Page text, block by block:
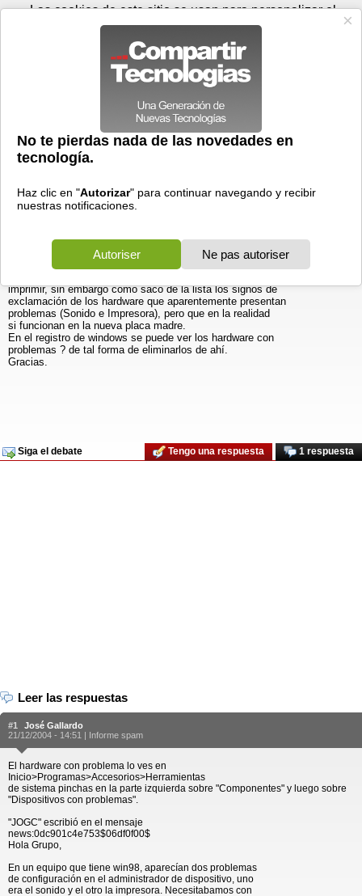
Prensa Videos
Windows 9x>Windows 98
Problemas con Clonación
21/12/2004 - 12:48 porJOGC|Informe spam
En un equipo que tiene win98, aparecían dos problemas
urgencia clonar el disco a un nuevo equipo, se realizó
sin problemas con el Norton Gost, pero tambén clono los
problemas.
imprimir, sin embargo como saco de la lista los signos de
exclamación de los hardware que aparentemente presentan
problemas (Sonido e Impresora), pero que en la realidad
si funcionan en la nueva placa madre.
En el registro de windows se puede ver los hardware con
problemas ? de tal forma de eliminarlos de ahí.
Gracias.
Siga el debate 1 respuesta
Tengo una respuesta
Leer las respuestas
#1
José Gallardo
21/12/2004 - 14:51 | Informe spam
El hardware con problema lo ves en
Inicio>Programas>Accesorios>Herramientas
de sistema pinchas en la parte izquierda sobre "Componentes" y luego sobre
"Dispositivos con problemas".
"JOGC" escribió en el mensaje
news:0dc901c4e753$06df0f00$
Hola Grupo,
En un equipo que tiene win98, aparecían dos problemas
de configuración en el administrador de dispositivo, uno
era el sonido y el otro la impresora. Necesitabamos con
Lunes 10 de agosto - 13:47 Registrar Conectar
Las cookies de este sitio se usan para personalizar el
contenido y los anuncios, para ofrecer funciones de medios
sociales y para analizar el tráfico. Además, compartimos
información sobre el uso que haga del sitio web con nuestros
partners de medios sociales, de publicidad y de análisis
web.
OK